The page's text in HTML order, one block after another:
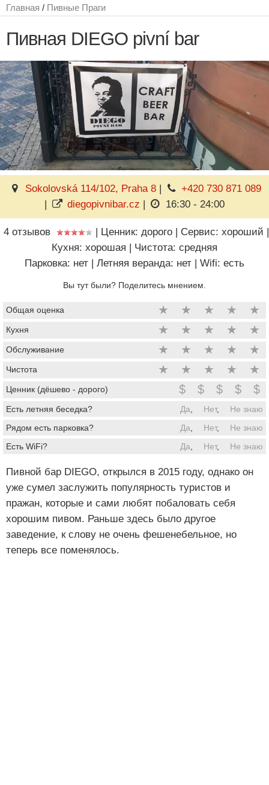
Главная / Пивные Праги
Пивная DIEGO pivní bar
Sokolovská 114/102, Praha 8|
+420 730 871 089
|
diegopivnibar.cz | 16:30 - 24:00
4 отзывов | Ценник: дорого | Сервис: хороший |
Кухня: хорошая | Чистота: средняя
Парковка: нет | Летняя веранда: нет | Wifi: есть
Вы тут были? Поделитесь мнением.
Общая оценка ★ ★ ★ ★ ★
Кухня ★ ★ ★ ★ ★
Обслуживание ★ ★ ★ ★ ★
Чистота ★ ★ ★ ★ ★
Ценник (дёшево - дорого) $ $ $ $ $
Есть летняя беседка? Да Нет,
Не знаю
Рядом есть парковка?
Да Нет,
Не знаю
Есть WiFi?
Да Нет, Не знаю
Пивной бар DIEGO, открылся в 2015 году, однако он
уже сумел заслужить популярность туристов и
пражан, которые и сами любят побаловать себя
хорошим пивом. Раньше здесь было другое
заведение, к слову не очень фешенебельное, но
теперь все поменялось.